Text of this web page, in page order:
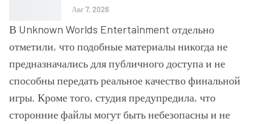
Авг 7, 2026
В Unknown Worlds Entertainment отдельно
отметили, что подобные материалы никогда не
предназначались для публичного доступа и не
способны передать реальное качество финальной
игры. Кроме того, студия предупредила, что
сторонние файлы могут быть небезопасны и не